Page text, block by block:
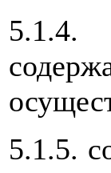
5.1.4.
5.1.5.